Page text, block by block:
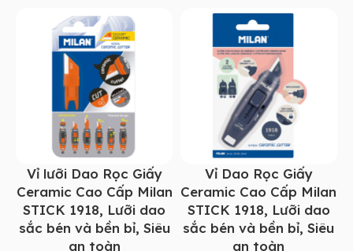
Vỉ lưỡi Dao Rọc Giấy
Ceramic Cao Cấp Milan
STICK 1918, Lưỡi dao
sắc bén và bền bỉ, Siêu
an toàn
Vỉ Dao Rọc Giấy
Ceramic Cao Cấp Milan
STICK 1918, Lưỡi dao
sắc bén và bền bỉ, Siêu
an toàn